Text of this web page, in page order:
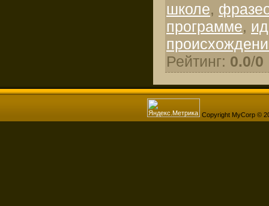
школе,
программе,
Рейтинг: 0.0/0
Copyright MyCorp ©